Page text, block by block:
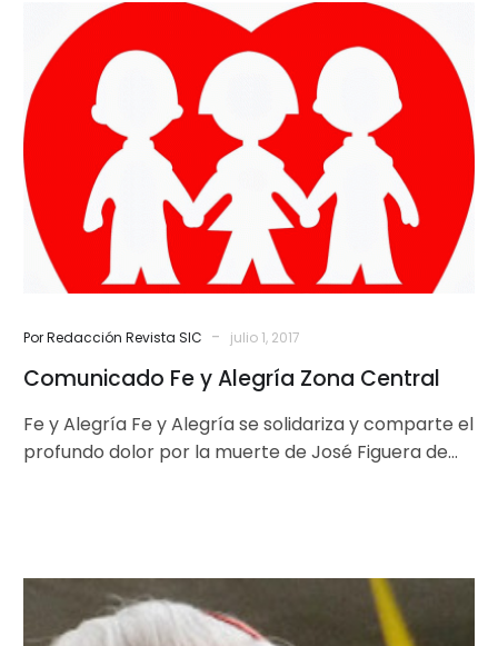
Comunicado
Alegría
Zona
Central
Por Redacción Revista SIC - julio 1, 2017
Comunicado Fe y Alegría Zona Central
Fe y Alegría Fe y Alegría se solidariza y comparte el
profundo dolor por la muerte de José Figuera de…